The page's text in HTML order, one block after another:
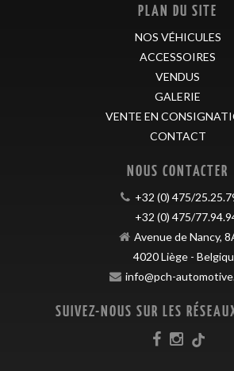
PLAN DU SITE
NOS VÉHICULES
ACCESSOIRES
VENDUS
GALERIE
VENTE EN
CONTACT
NOUS CONTACTER
+32 (0) 475/
+32 (0) 475/
Avenue de Nancy,
4020Liège-
info@pch-
SUIVEZ-NOUS SUR LES